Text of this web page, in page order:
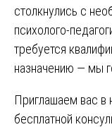
столкнулись с
психолого-
требуется
назначению — мы
Приглашаем вас
бесплатной